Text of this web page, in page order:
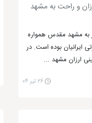
و راحت به مشهد
به مشهد مقدس همواره
ایرانیان بوده است. در
ارزان مشهد ...
۲۶ تیر ۰۴